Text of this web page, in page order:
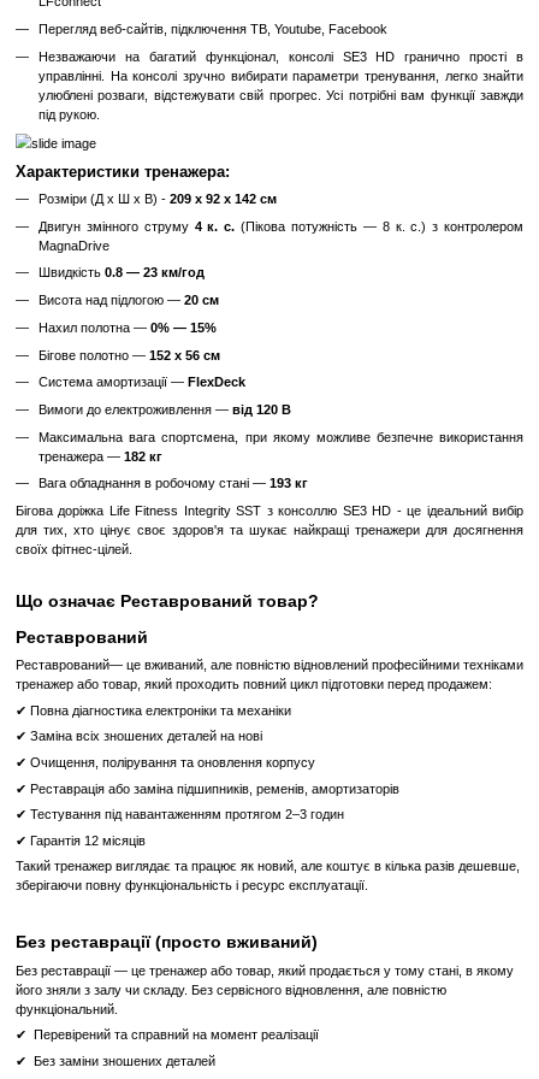
Відеоекскурсії Lifescape в HD-якості допоможуть
кардіотренуваня за. Подорожуйте по мальовничим куточкам
з їх визначними пам'ятками. Під час проходження маршруту
автоматично збільшувати навантаження на педалях або ухил
якщо дорога йде в гору, а також синхронізувати швидкість
В консолі бігових доріжок інтегровано мобільний додаток
Регулярно в додатку організовуються міжнародні забіги на
Лондонського і Празького марафону одночасно з проведенням
USB-вхід для підзарядки ваших пристроїв
Сумісна з телеметрією Polar та інших датчиків ЧСС, що
Bluetooth
До 42 програм тренувань
Створення необмеженого числа користувальницьких профілів
Можливість входу в обліковий запис за QR-кодом
Завантаження власної програми тренування
LFconnect
Незважаючи на багатий функціонал, консолі SE3 HD
управлінні. На консолі зручно вибирати параметри
улюблені розваги, відстежувати свій прогрес. Усі потрібні
під рукою.
Характеристики тренажера:
Розміри (Д x Ш x В) -209 x 92 x 142 см
Двигун змінного струму4 к. с. (Пікова потужність — 8 к. с.)
MagnaDrive
Швидкість0.8 — 23 км/год
Нахил полотна —0% — 15%
Бігове полотно —
152 х 56 см
Система амортизації —
Вимоги до електроживлення —